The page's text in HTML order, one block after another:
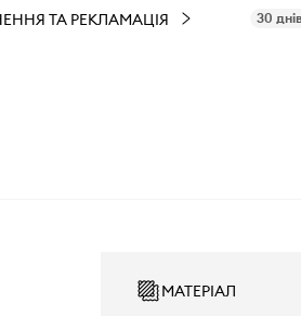
ТА РЕКЛАМАЦІЯ 30
МАТЕРІАЛ